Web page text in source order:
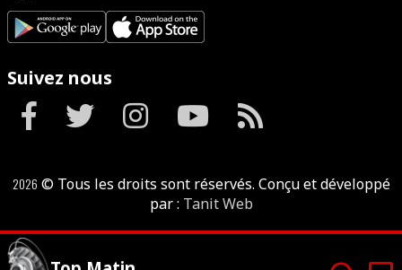
Suivez nous
2026 © Tous les droits sont réservés. Conçu et développé
par : Tanit Web